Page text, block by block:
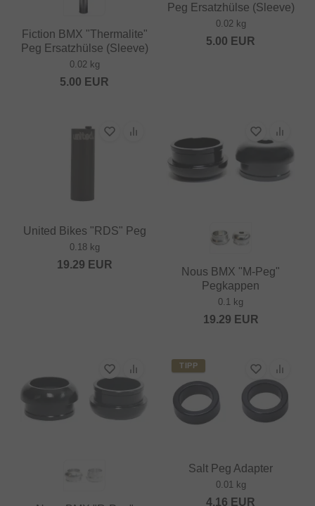
Fiction BMX "Thermalite"
Peg Ersatzhülse (Sleeve)
0.02 kg
5.00 EUR
Peg Ersatzhülse (Sleeve)
0.02 kg
5.00 EUR
United Bikes "RDS" Peg
0.18 kg
19.29 EUR
Nous BMX "M-Peg"
Pegkappen
0.1 kg
19.29 EUR
TIPP
Salt Peg Adapter
0.01 kg
4.16 EUR